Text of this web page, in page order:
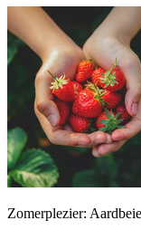
Zomerplezier: